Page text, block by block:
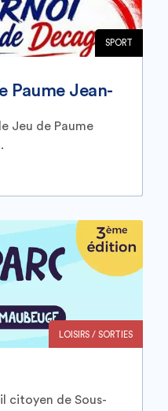
SPORT
Paume Jean-
Jeu de Paume
LOISIRS / SORTIES
citoyen de Sous-